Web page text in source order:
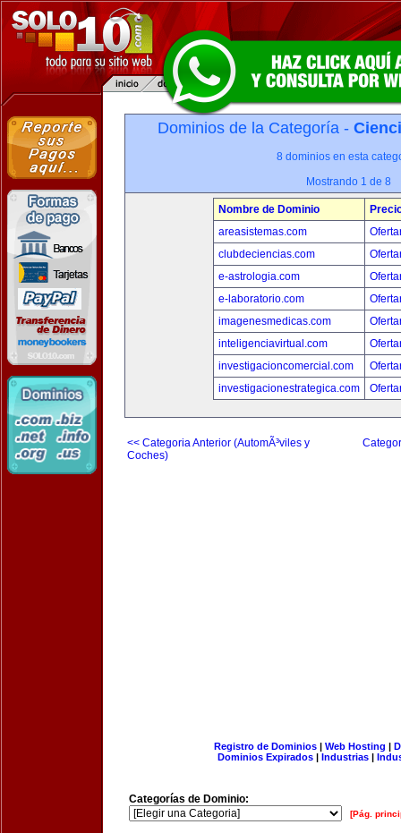
Dominios de la Categoría -
8 dominios en esta
Mostrando 1 de 8
Nombre de Dominio
areasistemas.com
clubdeciencias.com
e-astrologia.com
e-laboratorio.com
imagenesmedicas.com
inteligenciavirtual.com
investigacioncomercial.com
investigacionestrategica.com
<< Categoria Anterior (AutomÃ³viles y
Coches)
Registro de Dominios| Web Hosting |
Dominios Expirados | Industrias |
Categorías de Dominio:
[Pág.